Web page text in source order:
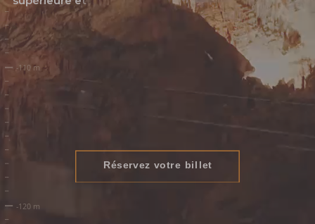
Réservez votre billet